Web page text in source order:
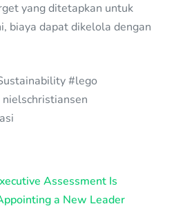
yang ditetapkan untuk
biaya dapat dikelola dengan
#lego
Assessment Is
a New Leader